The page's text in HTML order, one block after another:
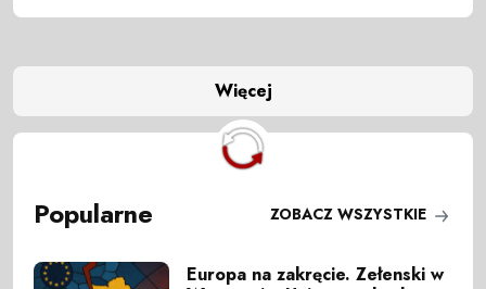
Więcej
Popularne ZOBACZ WSZYSTKIE
Europa na zakręcie. Zełenski w